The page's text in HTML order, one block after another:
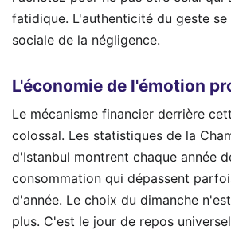
fatidique. L'authenticité du geste se
sociale de la négligence.
L'économie de l'émotion
Le mécanisme financier derrière
colossal. Les statistiques de la
d'Istanbul montrent chaque année
consommation qui dépassent
d'année. Le choix du dimanche
plus. C'est le jour de repos